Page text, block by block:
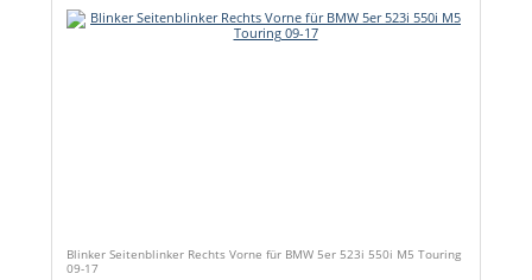
Blinker Seitenblinker Rechts Vorne für BMW 5er 523i 550i M5 Touring
09-17